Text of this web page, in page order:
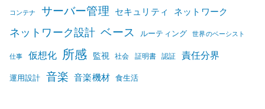
コンテナ サーバー管理 セキュリティ ネットワーク
ネットワーク設計 ベース ルーティング 世界のベーシスト
仕事 仮想化 所感 監視 社会 証明書 認証 責任分界
運用設計 音楽 音楽機材 食生活